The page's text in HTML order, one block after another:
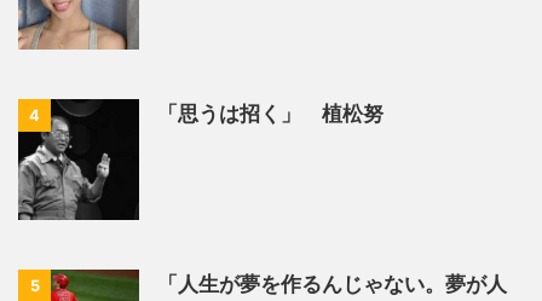
4 「思うは招く」 植松努
5
「人生が夢を作るんじゃない。夢が人